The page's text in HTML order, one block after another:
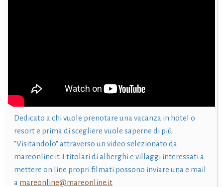
Dedicato a chi vuole prenotare una vacanza in hotel o
resort e prima di scegliere vuole saperne di più.
"Visitandolo" attraverso un video selezionato da
mareonline.it. I titolari di alberghi e villaggi interessati a
mettere on line propri filmati possono inviare una e mail
a mareonline@mareonline.it